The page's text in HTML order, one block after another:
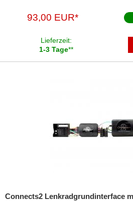
93,00 EUR*
Lieferzeit:
1-3 Tage**
Connects2 Lenkradgrundinterface